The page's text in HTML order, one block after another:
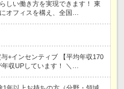
しい働き方を実現できます！ 東
オフィスを構え、全国…
+インセンティブ 【平均年収170
収UPしています！ ＼…